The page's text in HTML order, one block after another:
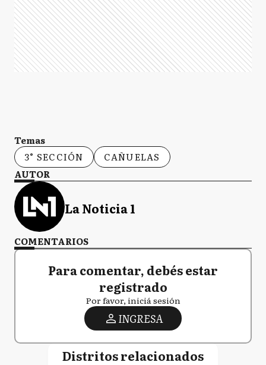
Temas
3° SECCIÓN
CAÑUELAS
AUTOR
La Noticia 1
COMENTARIOS
Para comentar, debés estar
registrado
Por favor, iniciá sesión
INGRESA
Distritos relacionados